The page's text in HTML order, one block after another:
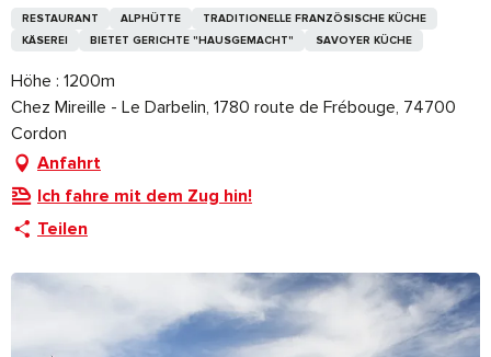
RESTAURANT ALPHÜTTE
TRADITIONELLE FRANZÖSISCHE KÜCHE
KÄSEREI
BIETET GERICHTE "HAUSGEMACHT" SAVOYER KÜCHE
Höhe : 1200m
Chez Mireille - Le Darbelin, 1780 route de Frébouge, 74700
Cordon
Anfahrt
Ich fahre mit dem Zug hin!
Teilen